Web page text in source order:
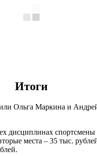
Итоги
Ольга Маркина и
дисциплинах
места – 35 тыс.